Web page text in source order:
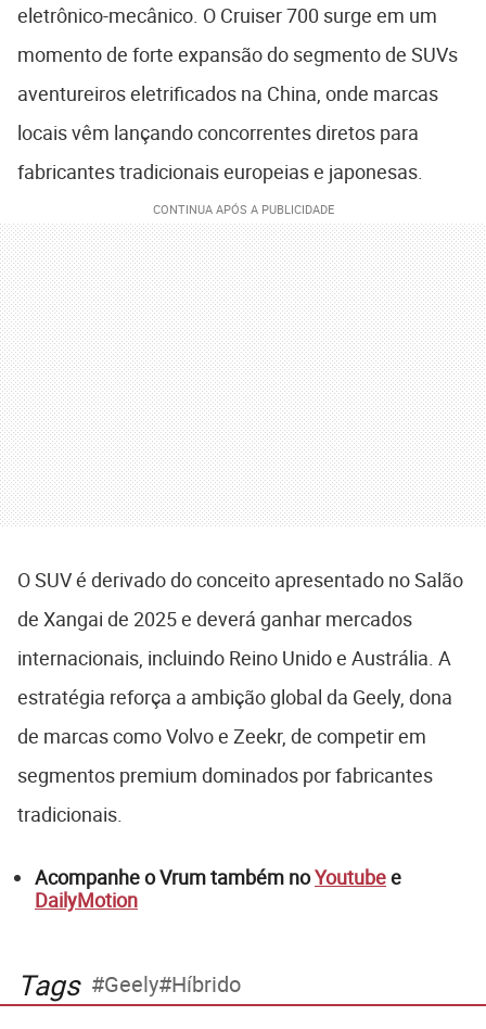
eletrônico-mecânico. O Cruiser 700 surge em um
momento de forte expansão do segmento de SUVs
aventureiros eletrificados na China, onde marcas
locais vêm lançando concorrentes diretos para
fabricantes tradicionais europeias e japonesas.
O SUV é derivado do conceito apresentado no Salão
de Xangai de 2025 e deverá ganhar mercados
internacionais, incluindo Reino Unido e Austrália. A
estratégia reforça a ambição global da Geely, dona
de marcas como Volvo e Zeekr, de competir em
segmentos premium dominados por fabricantes
tradicionais.
Acompanhe o Vrum também noYoutubee
DailyMotion
Tags Geely Híbrido